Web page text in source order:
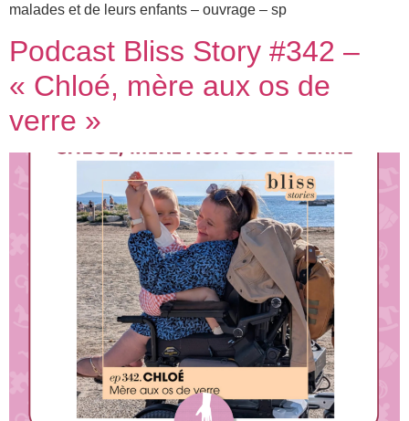
malades et de leurs enfants – ouvrage – sp
Podcast Bliss Story #342 –
« Chloé, mère aux os de
verre »